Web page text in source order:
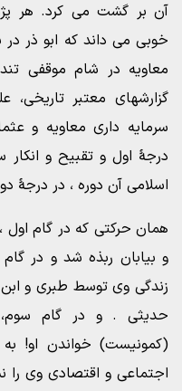
آن بر گشت می کرد. هر
خوبی می داند که ابو ذر
معاویه در شام موقفی
گزارشهای معتبر
سرمایه داری معاویه و
درجۀ اول و تقبیح و انکار
اسلامی آن دوره ، در درجۀ
همان حرکتی که در گام اول
و بیابان ربذه شد و در
زندگی وی توسط طبری و ابن
حدیثی . و در گام سوم،
(کمونیست) خواندن او!
اجتماعی و اقتصادی وی را